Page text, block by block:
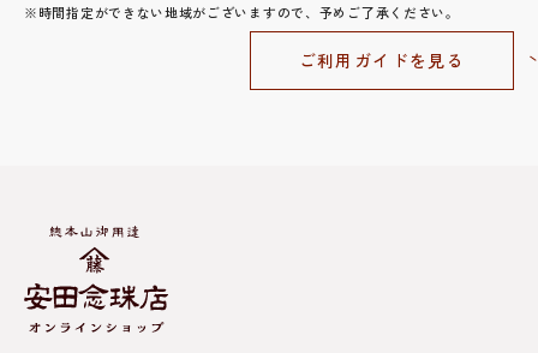
※時間指定ができない地域がございますので、予めご了承ください。
ご利用ガイドを見る